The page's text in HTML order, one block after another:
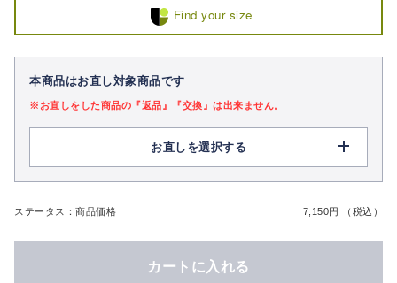
Find your size
本商品はお直し対象商品です
※お直しをした商品の『返品』『交換』は出来ません。
お直しを選択する
ステータス：商品価格 7,150円 （税込）
カートに入れる